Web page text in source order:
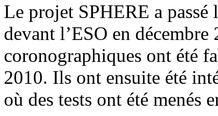
Le projet SPHERE a
devant l’ESO en
coronographiques ont été
2010. Ils ont ensuite été
où des tests ont été menés